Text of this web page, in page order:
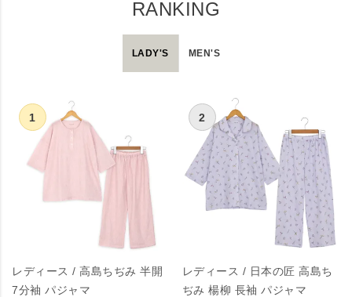
RANKING
LADY'S MEN'S
レディース / 高島ちぢみ 半開
7分袖 パジャマ
レディース / 日本の匠 高島ち
ぢみ 楊柳 長袖 パジャマ